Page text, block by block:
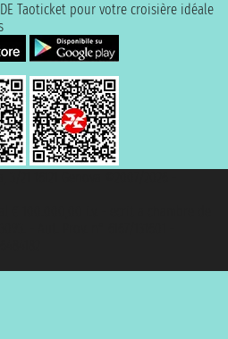
Taoticket pour votre croisière idéale